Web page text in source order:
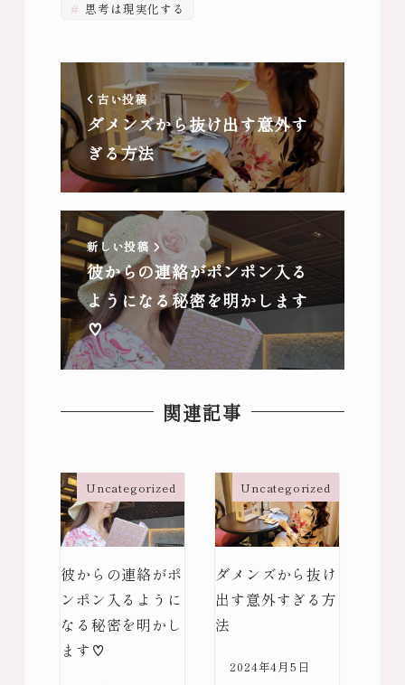
思考は現実化する
古い投稿
ダメンズから抜け出す意外す
ぎる方法
新しい投稿
彼からの連絡がポンポン入る
ようになる秘密を明かします
♡
関連記事
Uncategorized
彼からの連絡がポ
ンポン入るように
なる秘密を明かし
ます♡
Uncategorized
ダメンズから抜け
出す意外すぎる方
法
2024年4月5日